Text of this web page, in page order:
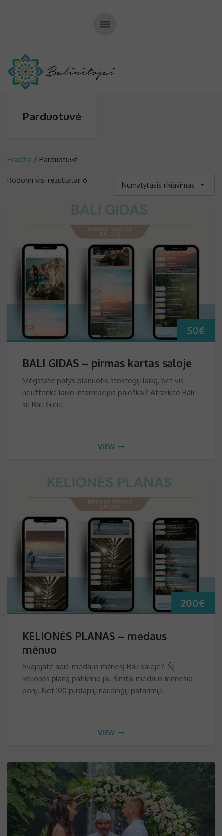
Parduotuvė
Pradžia / Parduotuvė
Rodomi visi rezultatai: 6
Numatytasis rikiavimas
50€
BALI GIDAS – pirmas kartas saloje
Mėgstate patys planuotis atostogų laiką, bet vis
neužtenka laiko informacijos paieškai? Atraskite Bali
su Bali Gidu!
VIEW
200€
KELIONĖS PLANAS – medaus
mėnuo
Svajojate apie medaus mėnesį Bali saloje? Šį
kelionės planą patikrino jau šimtai medaus mėnesio
porų. Net 100 puslapių naudingų patarimų!
VIEW